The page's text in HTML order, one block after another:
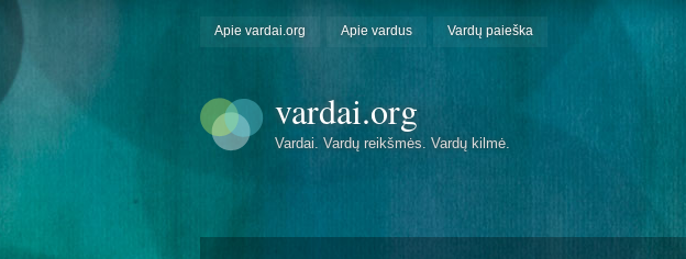
Apie vardai.org Apie vardus Vardų paieška
vardai.org
Vardai. Vardų reikšmės. Vardų kilmė.